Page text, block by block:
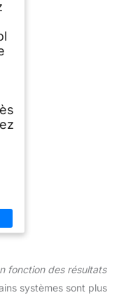
fonction des résultats
systèmes sont plus